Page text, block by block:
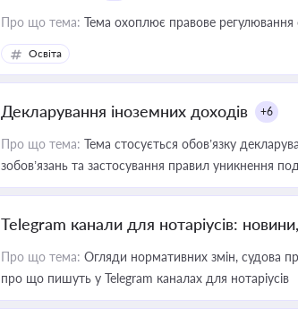
Про що тема: Тема охоплює правове регулювання
Освіта
Декларування іноземних доходів +6
Про що тема: Тема стосується обов’язку
зобов’язань та застосування правил уникнення
Telegram канали для нотаріусів:
Про що тема: Огляди нормативних змін, судова
про що пишуть у Telegram каналах для нотаріусів